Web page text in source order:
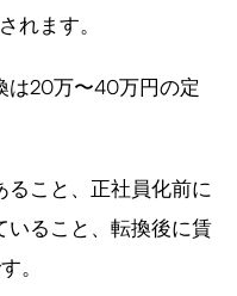
れます。
は20万〜40万円の定
ること、正社員化前に
いること、転換後に賃
。